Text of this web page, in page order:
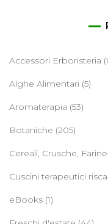
Accessori Erboristeria
Alghe Alimentari (5)
Aromaterapia (53)
Botaniche (205)
Cereali, Crusche, Farine
Cuscini terapeutici
eBooks (1)